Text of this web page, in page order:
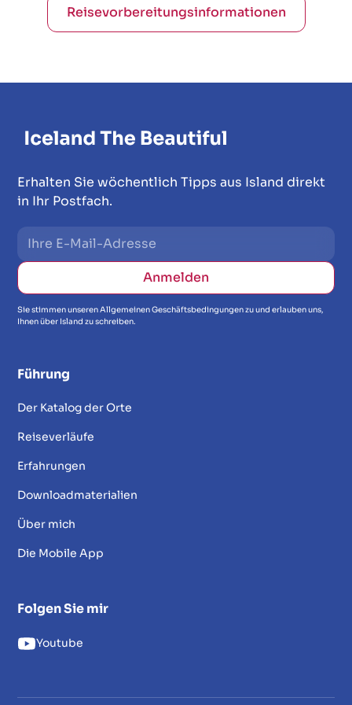
Reisevorbereitungsinformationen
Erhalten Sie wöchentlich Tipps aus Island direkt
in Ihr Postfach.
Sie stimmen unseren Allgemeinen Geschäftsbedingungen zu und erlauben uns,
Ihnen über Island zu schreiben.
Führung
Der Katalog der Orte
Reiseverläufe
Erfahrungen
Downloadmaterialien
Über mich
Die Mobile App
Folgen Sie mir
Youtube